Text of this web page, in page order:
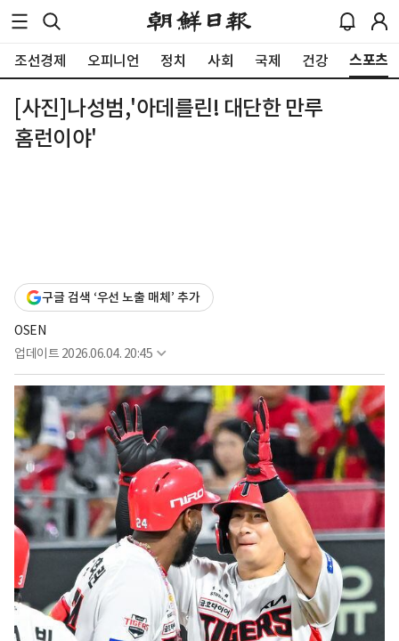
조선경제 오피니언 정치 사회 국제 건강 스포츠
[사진]나성범,'아데를린! 대단한 만루
홈런이야'
구글 검색 ‘우선 노출 매체’ 추가
OSEN
업데이트 2026.06.04. 20:45